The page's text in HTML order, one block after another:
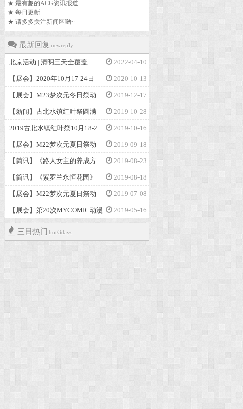
★ 最有趣的ACG资讯报道
★ 每日更新
★ 请多多关注新闻区哟~
最新回复 newreply
北京活动 | 清明三天全覆盖 2022-04-10
【展会】2020年10月17-24日 2020-10-13
【展会】M23梦次元冬日祭动 2019-12-17
【新闻】古北水镇红叶祭圆满 2019-10-28
2019古北水镇红叶祭10月18-2 2019-10-16
【展会】M22梦次元夏日祭动 2019-09-18
【简讯】《路人女主的养成方 2019-08-23
【简讯】《紫罗兰永恒花园》 2019-08-18
【展会】M22梦次元夏日祭动 2019-07-08
【展会】第20次MYCOMIC动漫 2019-05-16
三日热门 hot/3days